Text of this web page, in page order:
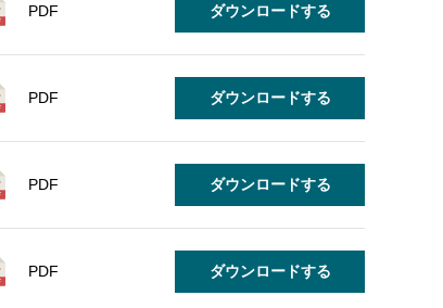
PDF ダウンロードする
PDF ダウンロードする
PDF ダウンロードする
PDF ダウンロードする